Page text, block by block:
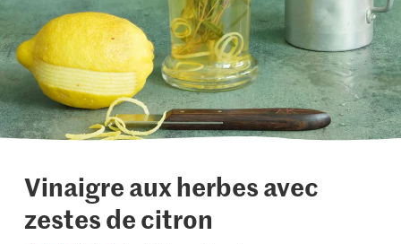
Vinaigre aux herbes avec
zestes de citron